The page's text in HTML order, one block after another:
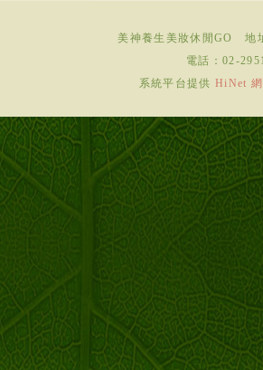
美神養生美妝休閒GO
地
電話： 02-
系統平台提供HiNet